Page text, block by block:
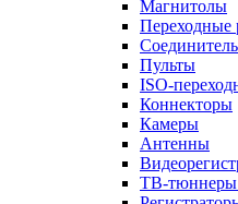
Магнитолы
Переходные
Пульты
ISO-
Коннекторы
Камеры
Антенны
ТВ-тюннеры